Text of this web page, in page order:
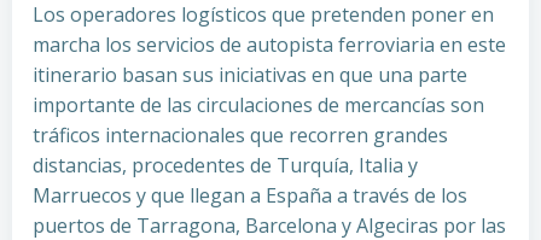
Los operadores logísticos que pretenden poner en
marcha los servicios de autopista ferroviaria en este
itinerario basan sus iniciativas en que una parte
importante de las circulaciones de mercancías son
tráficos internacionales que recorren grandes
distancias, procedentes de Turquía, Italia y
Marruecos y que llegan a España a través de los
puertos de Tarragona, Barcelona y Algeciras por las